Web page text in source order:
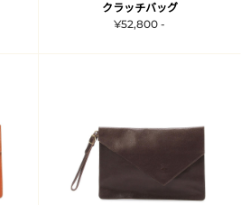
クラッチバッグ
¥52,800 -